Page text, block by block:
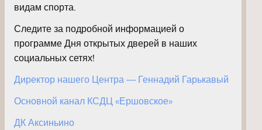
видам спорта.
Следите за подробной информацией о
программе Дня открытых дверей в наших
социальных сетях!
Директор нашего Центра — Геннадий Гарькавый
Основной канал КСДЦ «Ершовское»
ДК Аксиньино